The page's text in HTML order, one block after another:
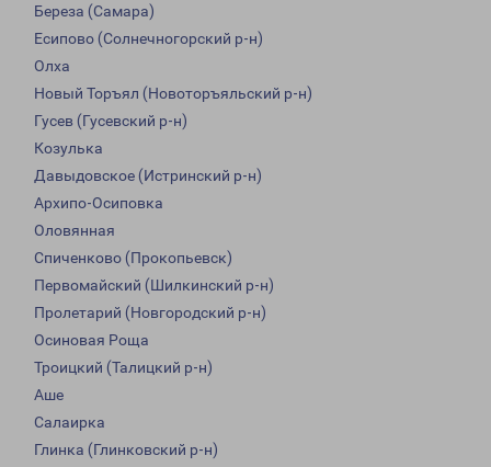
Береза (Самара)
Есипово (Солнечногорский р-н)
Олха
Новый Торъял (Новоторъяльский р-н)
Гусев (Гусевский р-н)
Козулька
Давыдовское (Истринский р-н)
Архипо-Осиповка
Оловянная
Спиченково (Прокопьевск)
Первомайский (Шилкинский р-н)
Пролетарий (Новгородский р-н)
Осиновая Роща
Троицкий (Талицкий р-н)
Аше
Салаирка
Глинка (Глинковский р-н)